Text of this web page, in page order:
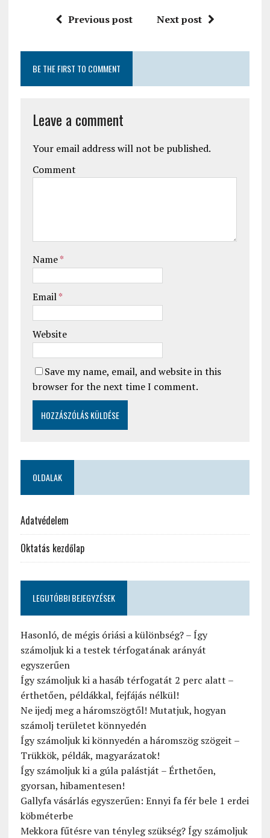
Previous post Next post
BE THE FIRST TO COMMENT
Leave a comment
Your email address will not be published.
Comment
Name*
Email*
Website
Save my name, email, and website in this
browser for the next time I comment.
OLDALAK
Adatvédelem
Oktatás kezdőlap
LEGUTÓBBI BEJEGYZÉSEK
Hasonló, de mégis óriási a különbség? – Így
számoljuk ki a testek térfogatának arányát
egyszerűen
Így számoljuk ki a hasáb térfogatát 2 perc alatt –
érthetően, példákkal, fejfájás nélkül!
Ne ijedj meg a háromszögtől! Mutatjuk, hogyan
számolj területet könnyedén
Így számoljuk ki könnyedén a háromszög szögeit –
Trükkök, példák, magyarázatok!
Így számoljuk ki a gúla palástját – Érthetően,
gyorsan, hibamentesen!
Gallyfa vásárlás egyszerűen: Ennyi fa fér bele 1 erdei
köbméterbe
Mekkora fűtésre van tényleg szükség? Így számoljuk